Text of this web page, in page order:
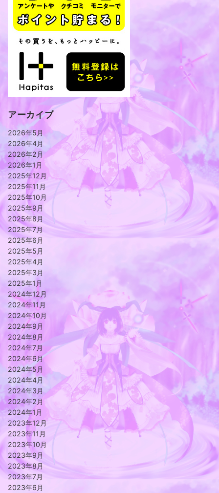
アーカイブ
2026年5月
2026年4月
2026年2月
2026年1月
2025年12月
2025年11月
2025年10月
2025年9月
2025年8月
2025年7月
2025年6月
2025年5月
2025年4月
2025年3月
2025年1月
2024年12月
2024年11月
2024年10月
2024年9月
2024年8月
2024年7月
2024年6月
2024年5月
2024年4月
2024年3月
2024年2月
2024年1月
2023年12月
2023年11月
2023年10月
2023年9月
2023年8月
2023年7月
2023年6月